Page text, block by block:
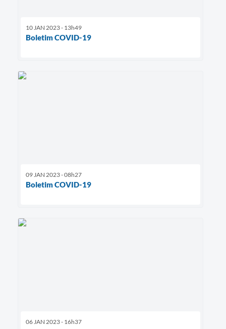
10 JAN 2023 - 13h49
Boletim COVID-19
09 JAN 2023 - 08h27
Boletim COVID-19
06 JAN 2023 - 16h37